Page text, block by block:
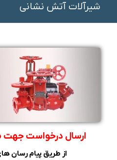
شیرآلات آتش نشانی
ارسال درخواست جهت
از طریق پیام رسان